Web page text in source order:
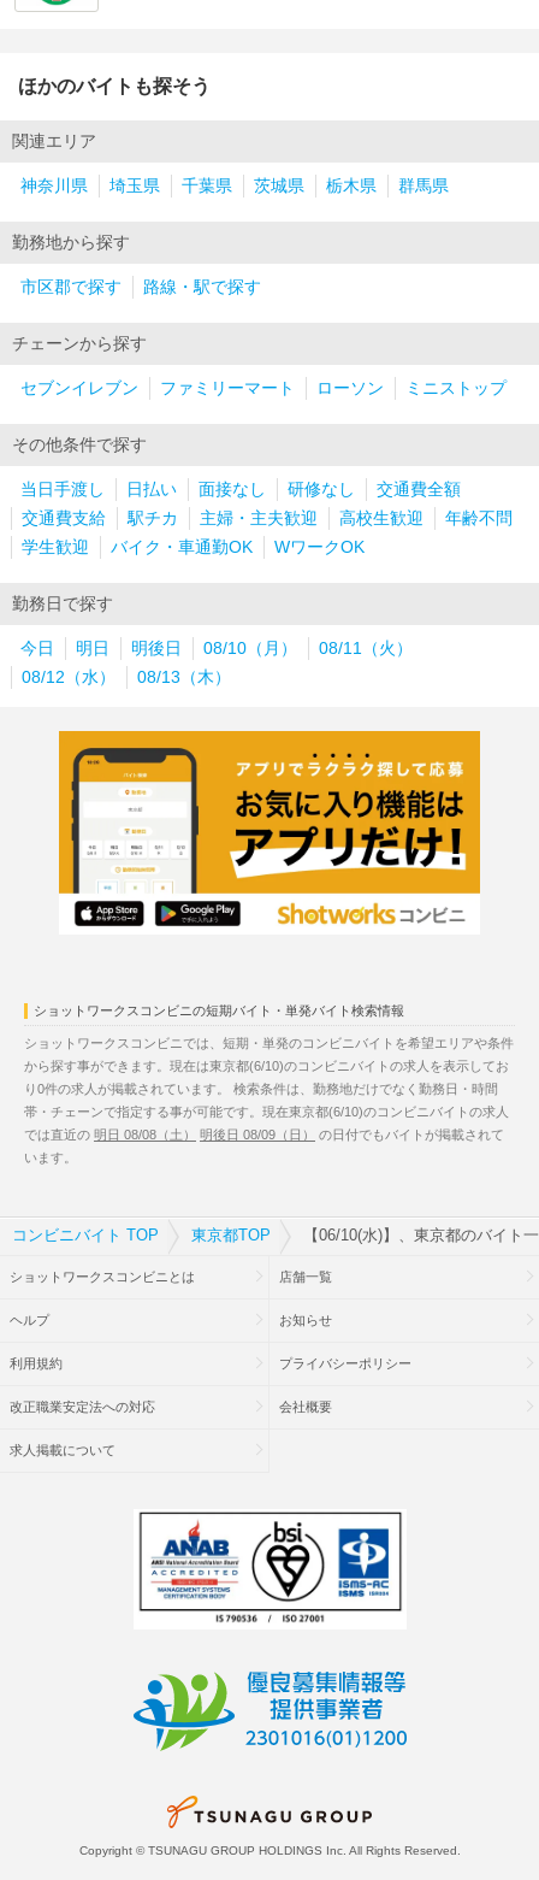
ほかのバイトも探そう
関連エリア
神奈川県 埼玉県 千葉県 茨城県 栃木県 群馬県
勤務地から探す
市区郡で探す 路線・駅で探す
チェーンから探す
セブンイレブン ファミリーマート ローソン ミニストップ
その他条件で探す
当日手渡し 日払い 面接なし 研修なし
交通費全額
交通費支給
駅チカ 主婦・主夫歓迎 高校生歓迎
年齢不問
学生歓迎
バイク・車通勤OK WワークOK
勤務日で探す
今日 明日 明後日 08/10（月）
08/11（火）
08/12（水）
08/13（木）
ショットワークスコンビニの短期バイト・単発バイト検索情報
ショットワークスコンビニでは、短期・単発のコンビニバイトを希望エリアや条件
から探す事ができます。現在は東京都(6/10)のコンビニバイトの求人を表示してお
り0件の求人が掲載されています。 検索条件は、勤務地だけでなく勤務日・時間
帯・チェーンで指定する事が可能です。現在東京都(6/10)のコンビニバイトの求人
では直近の 明日 08/08（土） 明後日 08/09（日）
の日付でもバイトが掲載されて
います。
コンビニバイト TOP 東京都TOP 【06/10(水)】、東京都のバイト
ショットワークスコンビニとは 店舗一覧
ヘルプ お知らせ
利用規約 プライバシーポリシー
改正職業安定法への対応 会社概要
求人掲載について
Copyright © TSUNAGU GROUP HOLDINGS Inc. All Rights Reserved.